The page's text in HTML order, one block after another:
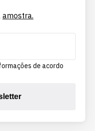
amostra.
de acordo